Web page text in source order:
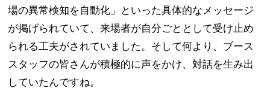
場の異常検知を自動化」といった具体的なメッセージ
が掲げられていて、来場者が自分ごととして受け止め
られる工夫がされていました。そして何より、ブース
スタッフの皆さんが積極的に声をかけ、対話を生み出
していたんですね。